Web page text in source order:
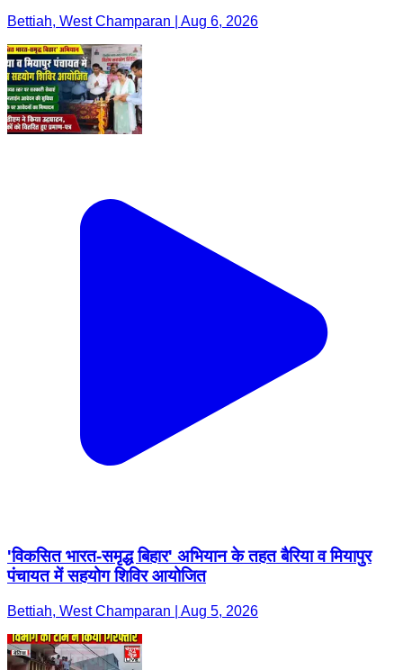
Bettiah, West Champaran | Aug 6, 2026
'विकसित भारत-समृद्ध बिहार' अभियान के तहत बैरिया व मियापुर
पंचायत में सहयोग शिविर आयोजित
Bettiah, West Champaran | Aug 5, 2026